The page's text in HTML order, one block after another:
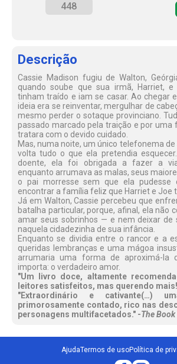
448
Descrição
Cassie Madison fugiu de Walton,
quando soube que sua irmã, Harriet,
tinham traído e iam se casar. Ao chegar
ideia era se reinventar, mergulhar de
mesmo perder o sotaque provinciano.
passado marcado pela traição e por uma
tratara com o devido cuidado.
Mas, numa noite, um único telefonema
volta tudo o que ela pretendia
doente, ela foi obrigada a fazer a
enquanto arrumava as malas, seus
o pai morresse sem que ela pudesse
encontrar a família feliz que Harriet e Joe
Já em Walton, Cassie percebeu que
batalha particular, porque, afinal, ela não
amar seus sobrinhos — e nem deixar de
naquela cidadezinha de sua infância.
Enquanto se dividia entre o rancor e a
queridas lembranças e uma mágoa
arrumaria uma forma de aproximá-la
importa: o verdadeiro amor.
"Um livro doce, altamente
leitores satisfeitos, mas querendo
"Extraordinário e cativante(…)
primorosamente contado, rico nas
personagens multifacetados." -The
AjudaTermos de usoPolítica de